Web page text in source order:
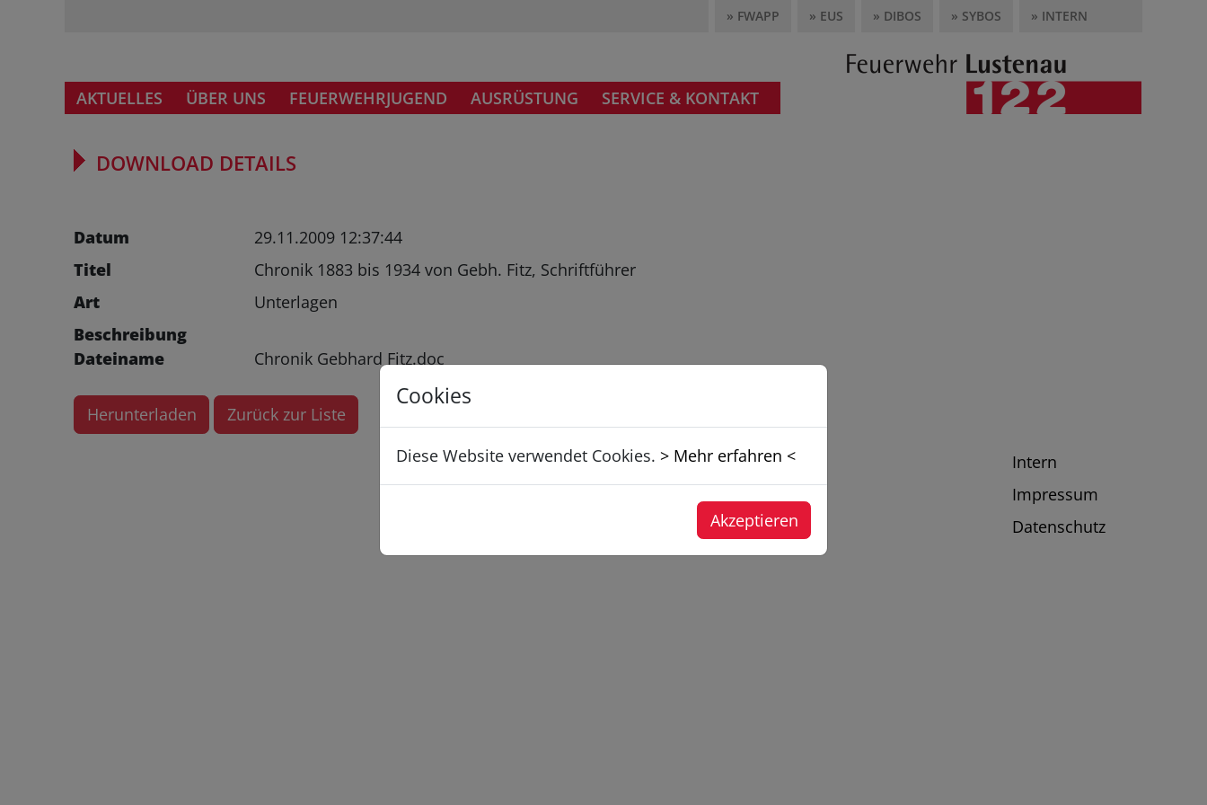
Cookies
Diese Website verwendet Cookies. > Mehr erfahren <
Akzeptieren
» FWAPP » EUS » DIBOS » SYBOS » INTERN
AKTUELLES ÜBER UNS FEUERWEHRJUGEND AUSRÜSTUNG SERVICE & KONTAKT
DOWNLOAD DETAILS
Datum
29.11.2009 12:37:44
Titel
Chronik 1883 bis 1934 von Gebh. Fitz, Schriftführer
Art
Unterlagen
Beschreibung
Dateiname
Chronik Gebhard Fitz.doc
Herunterladen Zurück zur Liste
Intern
Impressum
Datenschutz